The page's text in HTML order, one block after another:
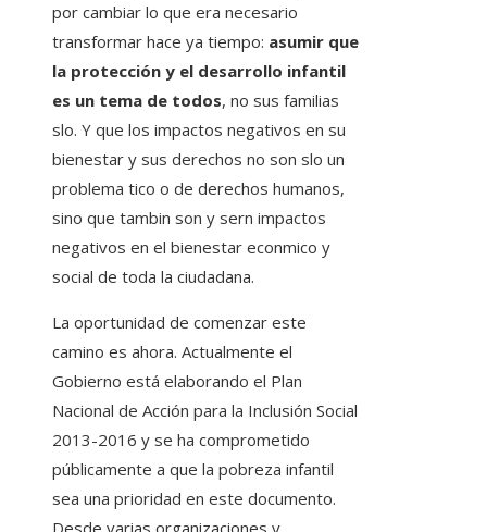
por cambiar lo que era necesario
transformar hace ya tiempo: asumir que
la protección y el desarrollo infantil
es un tema de todos, no sus familias
slo. Y que los impactos negativos en su
bienestar y sus derechos no son slo un
problema tico o de derechos humanos,
sino que tambin son y sern impactos
negativos en el bienestar econmico y
social de toda la ciudadana.
La oportunidad de comenzar este
camino es ahora. Actualmente el
Gobierno está elaborando el Plan
Nacional de Acción para la Inclusión Social
2013-2016 y se ha comprometido
públicamente a que la pobreza infantil
sea una prioridad en este documento.